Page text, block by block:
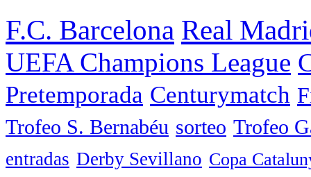
F.C. Barcelona Real
UEFA Champions League
Pretemporada Centurymatch
Trofeo S. Bernabéu sorteo Trofeo
entradas Derby Sevillano Copa